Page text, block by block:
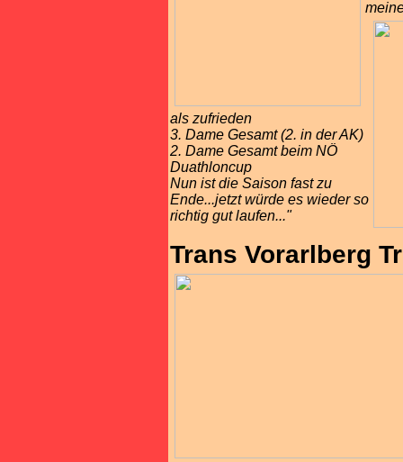
als zufrieden
3. Dame Gesamt (2. in der AK)
2. Dame Gesamt beim NÖ
Duathloncup
Nun ist die Saison fast zu
Ende...jetzt würde es wieder so
richtig gut laufen..."
Trans Vorarlberg